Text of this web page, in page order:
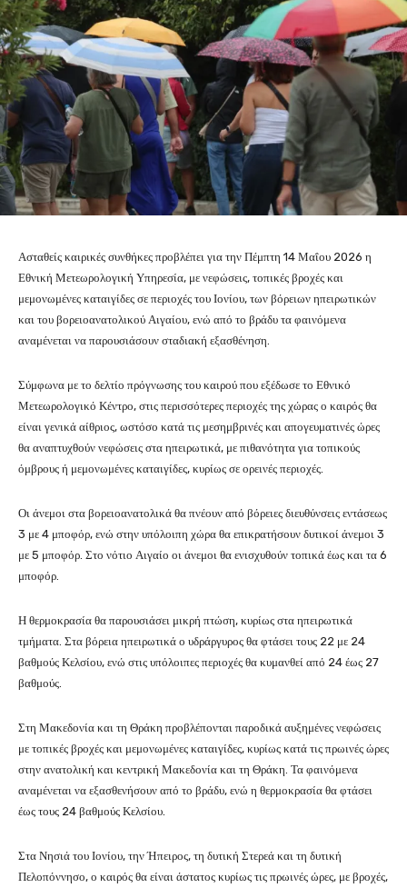
Ασταθείς καιρικές συνθήκες προβλέπει για την Πέμπτη 14 Μαΐου 2026 η
Εθνική Μετεωρολογική Υπηρεσία, με νεφώσεις, τοπικές βροχές και
μεμονωμένες καταιγίδες σε περιοχές του Ιονίου, των βόρειων ηπειρωτικών
και του βορειοανατολικού Αιγαίου, ενώ από το βράδυ τα φαινόμενα
αναμένεται να παρουσιάσουν σταδιακή εξασθένηση.
Σύμφωνα με το δελτίο πρόγνωσης του καιρού που εξέδωσε το Εθνικό
Μετεωρολογικό Κέντρο, στις περισσότερες περιοχές της χώρας ο καιρός θα
είναι γενικά αίθριος, ωστόσο κατά τις μεσημβρινές και απογευματινές ώρες
θα αναπτυχθούν νεφώσεις στα ηπειρωτικά, με πιθανότητα για τοπικούς
όμβρους ή μεμονωμένες καταιγίδες, κυρίως σε ορεινές περιοχές.
Οι άνεμοι στα βορειοανατολικά θα πνέουν από βόρειες διευθύνσεις εντάσεως
3 με 4 μποφόρ, ενώ στην υπόλοιπη χώρα θα επικρατήσουν δυτικοί άνεμοι 3
με 5 μποφόρ. Στο νότιο Αιγαίο οι άνεμοι θα ενισχυθούν τοπικά έως και τα 6
μποφόρ.
Η θερμοκρασία θα παρουσιάσει μικρή πτώση, κυρίως στα ηπειρωτικά
τμήματα. Στα βόρεια ηπειρωτικά ο υδράργυρος θα φτάσει τους 22 με 24
βαθμούς Κελσίου, ενώ στις υπόλοιπες περιοχές θα κυμανθεί από 24 έως 27
βαθμούς.
Στη Μακεδονία και τη Θράκη προβλέπονται παροδικά αυξημένες νεφώσεις
με τοπικές βροχές και μεμονωμένες καταιγίδες, κυρίως κατά τις πρωινές ώρες
στην ανατολική και κεντρική Μακεδονία και τη Θράκη. Τα φαινόμενα
αναμένεται να εξασθενήσουν από το βράδυ, ενώ η θερμοκρασία θα φτάσει
έως τους 24 βαθμούς Κελσίου.
Στα Νησιά του Ιονίου, τηνΉπειρος, τη δυτική Στερεά και τη δυτική
Πελοπόννησο, ο καιρός θα είναι άστατος κυρίως τις πρωινές ώρες, με βροχές,